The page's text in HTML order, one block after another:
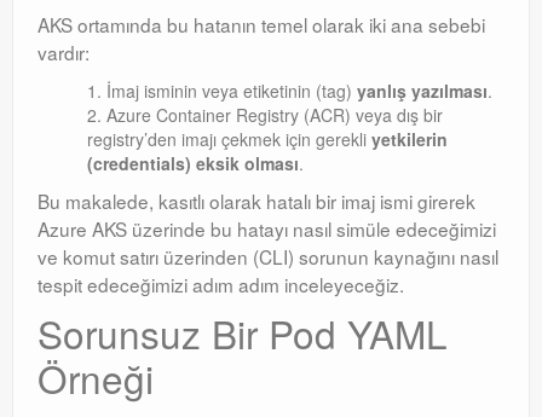
AKS ortamında bu hatanın temel olarak iki ana sebebi
vardır:
İmaj isminin veya etiketinin (tag) yanlış yazılması.
Azure Container Registry (ACR) veya dış bir
registry’den imajı çekmek için gerekli yetkilerin
(credentials) eksik olması.
Bu makalede, kasıtlı olarak hatalı bir imaj ismi girerek
Azure AKS üzerinde bu hatayı nasıl simüle edeceğimizi
ve komut satırı üzerinden (CLI) sorunun kaynağını nasıl
tespit edeceğimizi adım adım inceleyeceğiz.
Sorunsuz Bir Pod YAML
Örneği